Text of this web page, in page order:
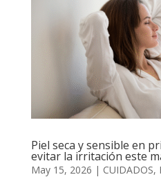
Piel seca y sensible en
evitar la irritación este
May 15, 2026 | CUIDADOS,